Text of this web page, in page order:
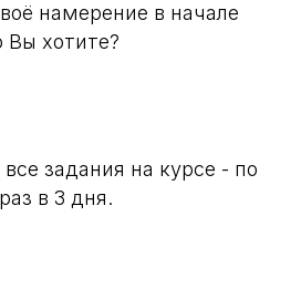
намерение в начале
Вы хотите?
задания на курсе - по
в 3 дня.